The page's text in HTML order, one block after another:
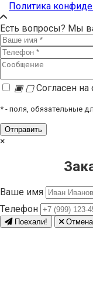
Политика
Есть вопросы? Мы
▣ ▢Согласен на
* - поля, обязательные
×
Ваше имя
Телефон
Поехали! Отмена